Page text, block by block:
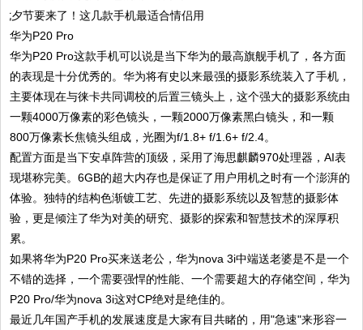
华为P20 Pro
华为P20 Pro这款手机可以说是当下华为的最高旗舰手机了，各方面
的表现是十分优秀的。华为将有史以来最强的摄影系统装入了手机，
主要体现在与徕卡共同调校的后置三镜头上，这个强大的摄影系统由
一颗4000万像素的彩色镜头，一颗2000万像素黑白镜头，和一颗
800万像素长焦镜头组成，光圈为f/1.8+ f/1.6+ f/2.4。
配置方面是当下安卓阵营的顶级，采用了海思麒麟970处理器，AI表
现堪称完美。6GB的超大内存也是保证了用户用机之时有一个澎湃的
体验。独特的结构色渐镀工艺、先进的摄影系统以及智慧的摄影体
验，更是倾注了华为对美的研究、摄影的探索和智慧技术的深厚积
累。
如果将华为P20 Pro买来送老公，华为nova 3i中端送老婆是不是一个
不错的选择，一个需要强悍的性能、一个需要超大的存储空间，华为
P20 Pro/华为nova 3i这对CP绝对是绝佳的。
最近几年国产手机的发展速度是大家有目共睹的，用"急速"来形容一